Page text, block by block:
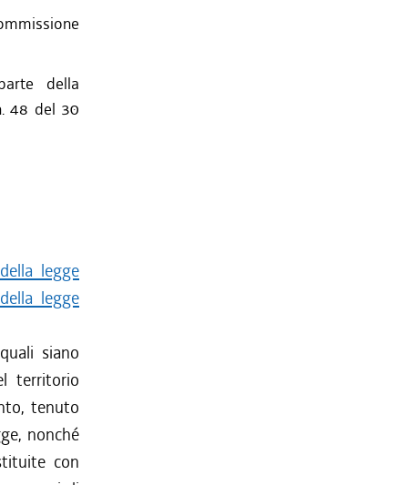
della
48 del 30
legge
legge
siano
territorio
tenuto
nonché
con